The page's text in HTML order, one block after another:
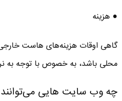
● هزینه‌
گاهی اوقات هزینه‌های هاست
محلی باشد، به خصوص با توجه به
چه وب سایت هایی